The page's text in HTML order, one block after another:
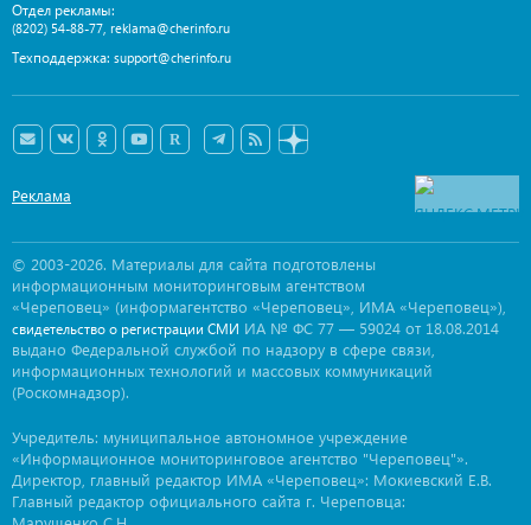
Отдел рекламы:
(8202) 54-88-77, reklama@cherinfo.ru
Техподдержка: support@cherinfo.ru
Реклама
© 2003-2026. Материалы для сайта подготовлены
информационным мониторинговым агентством
«Череповец» (информагентство «Череповец», ИМА «Череповец»),
свидетельство о регистрации СМИ ИА № ФС 77 — 59024 от 18.08.2014
выдано Федеральной службой по надзору в сфере связи,
информационных технологий и массовых коммуникаций
(Роскомнадзор).
Учредитель: муниципальное автономное учреждение
«Информационное мониторинговое агентство "Череповец"».
Директор, главный редактор ИМА «Череповец»: Мокиевский Е.В.
Главный редактор официального сайта г. Череповца: